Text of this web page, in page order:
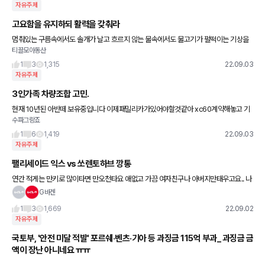
자유주제
고요함을 유지하되 활력을 갖춰라
멈춰있는 구름속에서도 솔개가 날고 흐르지 않는 물속에서도 물고기가 펄떡이는 기상을
갖춰야하니 그게 바로 도를 가진 사람의 마음가짐이다. 불씨 꺼진 재나 마른 나무는 외물
에 조금도 동요되지 않는 마음
티끌모아동산
1
3 1,315 22.09.03
자유주제
3인가족 차량조합 고민.
현재 10년된 아반떼 보유중입니다 이제패밀리카가있어야할것같아 xc60계약해놓고 기
다리고 있는데 차 나오는데까지 한참이 걸려서 아래와같은 고민을 하고있는데 현명한 선
택이 뭘까요? 당장
수파그랑죠
1
6 1,419 22.09.03
자유주제
팰리세이드 익스 vs 쏘렌토하브 깡통
연간 적게는 만키로 많이타면 만오천타요 애없고 가끔 여자친구나 아버지만태우고요.. 나
이는38살 40살까진결혼생각없구 달 400에서500벌어요 팰리세이드저는깡통블랙너
G바겐
1
3 1,669 22.09.02
자유주제
국토부, '안전 미달 적발' 포르쉐·벤츠·기아 등 과징금 115억 부과_ 과징금 금
액이 장난 아니네요 ㅠㅠ